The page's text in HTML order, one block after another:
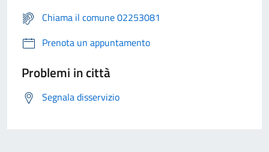
Chiama il comune 02253081
Prenota un appuntamento
Problemi in città
Segnala disservizio